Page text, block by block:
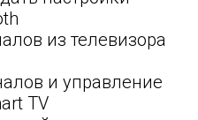
из телевизора
и управление
TV